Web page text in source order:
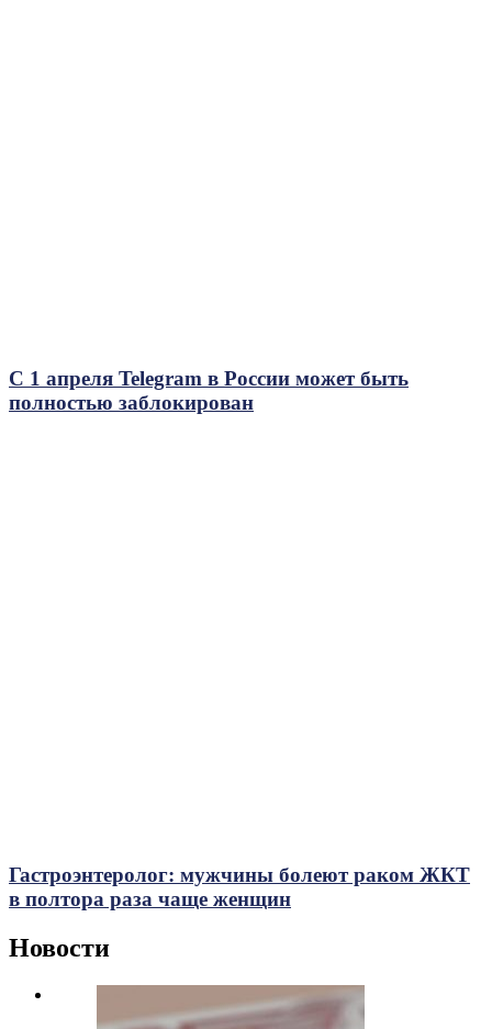
С 1 апреля Telegram в России может быть
полностью заблокирован
Гастроэнтеролог: мужчины болеют раком ЖКТ
в полтора раза чаще женщин
Новости